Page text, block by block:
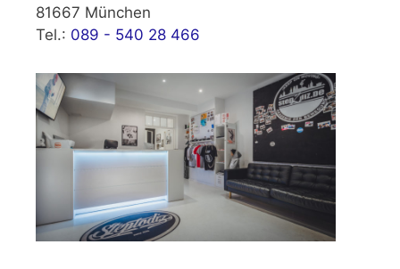
81667 München
Tel.: 089 - 540 28 466